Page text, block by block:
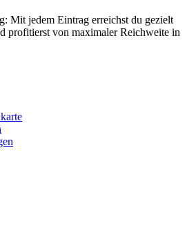
Mit jedem Eintrag erreichst du gezielt
profitierst von maximaler Reichweite in